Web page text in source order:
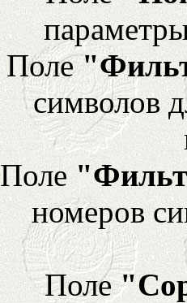
Поле
символов
Поле
номеров
Поле